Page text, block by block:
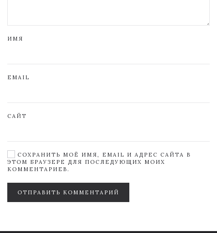
ИМЯ
EMAIL
САЙТ
СОХРАНИТЬ МОЁ ИМЯ, EMAIL И АДРЕС САЙТА В
ЭТОМ БРАУЗЕРЕ ДЛЯ ПОСЛЕДУЮЩИХ МОИХ
КОММЕНТАРИЕВ.
ОТПРАВИТЬ КОММЕНТАРИЙ